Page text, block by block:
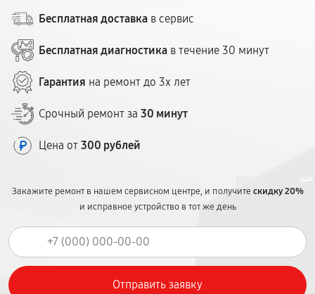
Бесплатная доставка в сервис
Бесплатная диагностика в течение 30 минут
Гарантия на ремонт до 3х лет
Срочный ремонт за 30 минут
Цена от 300 рублей
Закажите ремонт в нашем сервисном центре, и получитескидку 20%
и исправное устройство в тот же день